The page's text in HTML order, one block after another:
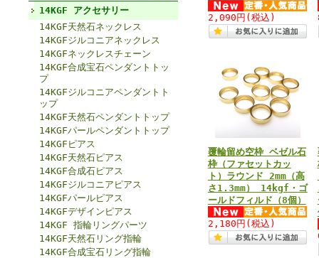
14KGF アクセサリー
14KGF天然石ネックレス
14KGFジルコニアネックレス
14KGFネックレスチェーン
14KGF合成宝石ペンダントトッ
プ
14KGFジルコニアペンダントト
ップ
14KGF天然石ペンダントトップ
14KGFパールペンダントトップ
14KGFピアス
14KGF天然石ピアス
14KGF合成石ピアス
14KGFジルコニアピアス
14KGFパールピアス
14KGFデザインピアス
14KGF 指輪リングパーツ
14KGF天然石リング指輪
14KGF合成宝石リング指輪
2,090円 (税込)
覆輪留め空枠 ベゼル石
枠（ファセットカッ
ト）ラウンド 2mm（高
さ1.3mm） 14kgf・ゴ
ールドフィルド（8個）
2,180円 (税込)